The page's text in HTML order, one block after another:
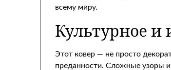
всему миру.
Культурное и
Этот ковер — не просто
преданности. Сложные узоры и